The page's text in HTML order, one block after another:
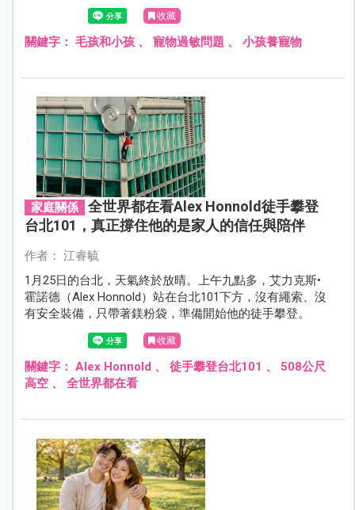
庭案例，一起來了解毛孩在家庭中的角色，以及孩子與毛
孩互動中意想不到的成長機會。
收藏
關鍵字： 毛孩和小孩、 寵物過敏問題 、 小孩養寵物
家庭關係
全世界都在看Alex Honnold徒手攀登
台北101，真正撐住他的是家人的信任與陪伴
作者： 江睿毓
1月25日的台北，天氣終於放晴。上午九點多，艾力克斯•
霍諾德（Alex Honnold）站在台北101下方，沒有繩索、沒
有安全裝備，只帶著鎂粉袋，準備開始他的徒手攀登。
收藏
關鍵字： Alex Honnold 、 徒手攀登台北101 、 508公尺
高空、 全世界都在看